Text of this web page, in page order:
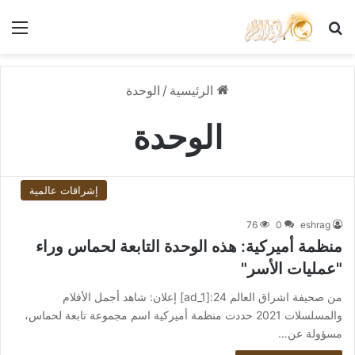
بحث عن
الرئيسية / الوحدة
الوحدة
إشراقات عالمية
eshrag
0
76
منظمة أميركية: هذه الوحدة التابعة لحماس وراء
"عمليات الأسر"
من صحيفة اشراق العالم 24:[ad_1] إعلان: شاهد أجمل الأفلام
والمسلسلات 2021 حددت منظمة أميركية اسم مجموعة تابعة لحماس،
مسؤولة عن…